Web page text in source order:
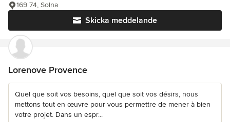
Skicka meddelande
169 74, Solna
Lorenove Provence
Quel que soit vos besoins, quel que soit vos désirs, nous
mettons tout en œuvre pour vous permettre de mener à bien
votre projet. Dans un espr...